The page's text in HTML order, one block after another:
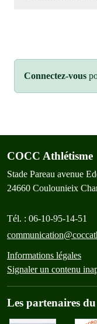
Connectez-vous
COCC Athlétisme
Stade Pareau avenue
24660 Coulounieix
Tél. : 06-10-95-14-51
Informations légales
Signaler un contenu
Les partenaires